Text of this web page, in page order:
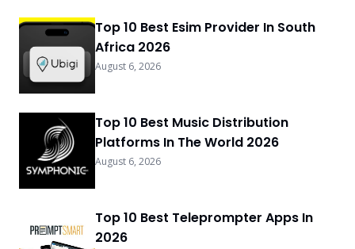
Top 10 Best Esim Provider In South
Africa 2026
August 6, 2026
Top 10 Best Music Distribution
Platforms In The World 2026
August 6, 2026
Top 10 Best Teleprompter Apps In
2026